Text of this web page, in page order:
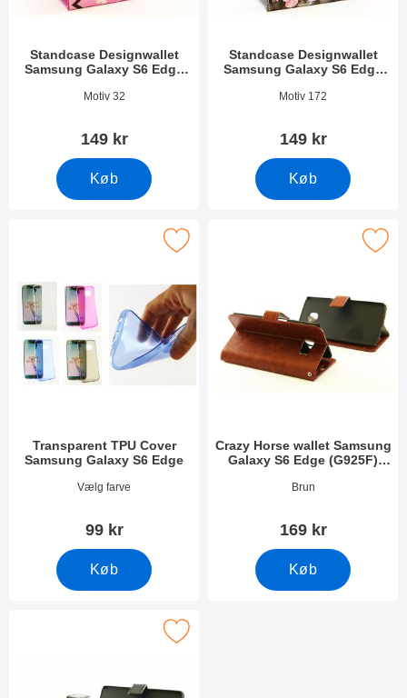
Standcase Designwallet
Samsung Galaxy S6 Edge
Varenr 13946Motiv 32
149 kr
Køb
Standcase Designwallet
Samsung Galaxy S6 Edge
Varenr 13941Motiv 172
149 kr
Køb
Transparent TPU Cover
Samsung Galaxy S6 Edge
Varenr 13729Vælg farve
99 kr
Køb
TPU Cover Samsung Galaxy S6 Edge som favorit
Crazy Horse wallet Samsung
Galaxy S6 Edge (G925F)
Varenr 13514Brun
169 kr
Køb
Marker crazy Horse wallet Samsung
Horse wallet Samsung Galaxy S6 Edge (G925F) Sort som